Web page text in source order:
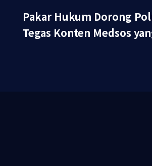
Pakar Hukum Dorong
Tegas Konten Medsos